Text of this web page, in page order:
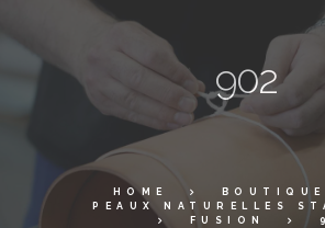
902
HOME
BOUTIQUE
PEAUX NATURELLES
FUSION